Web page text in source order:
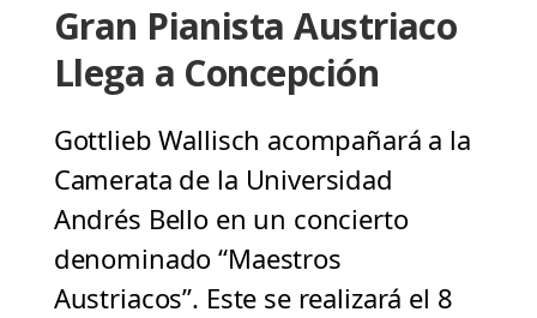
Gran Pianista Austriaco
Llega a Concepción
Gottlieb Wallisch acompañará a la
Camerata de la Universidad
Andrés Bello en un concierto
denominado “Maestros
Austriacos”. Este se realizará el 8